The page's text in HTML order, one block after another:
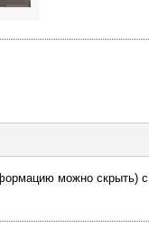
можно скрыть) с